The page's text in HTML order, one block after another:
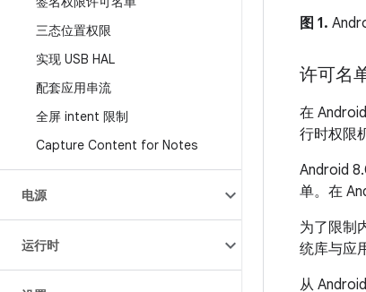
三态位置权限
实现 USB HAL
配套应用串流
全屏 intent 限制
Capture Content for Notes
电源
运行时
图 1.
许可名
在
行时权限
Android
单。在
为了限制
统库与应
从